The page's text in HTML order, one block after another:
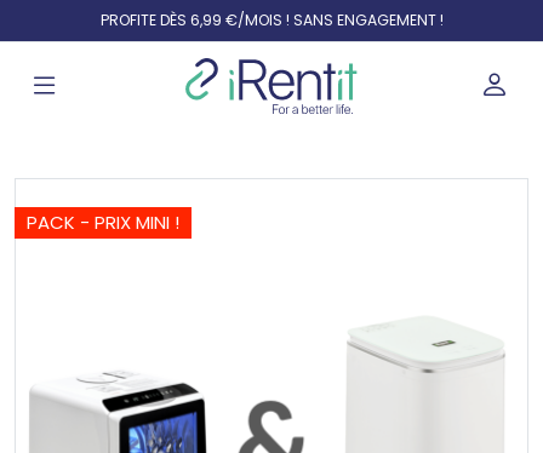
PROFITE DÈS 6,99 €/MOIS ! SANS ENGAGEMENT !
PACK - PRIX MINI !